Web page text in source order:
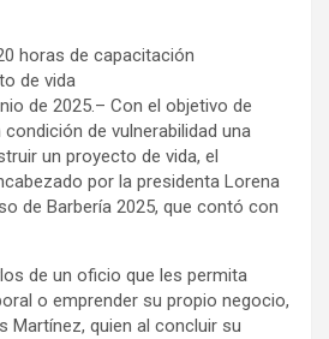
horas de capacitación
de vida
de 2025.– Con el objetivo de
de vulnerabilidad una
un proyecto de vida, el
por la presidenta Lorena
de Barbería 2025, que contó con
de un oficio que les permita
o emprender su propio negocio,
Martínez, quien al concluir su